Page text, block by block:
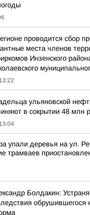
проводится сбор
места членов
Инзенского
13:22
ульяновской
в сокрытии 48 млн
13:04
упали деревья на ул.
трамваев
Болдакин:
обрушившегося